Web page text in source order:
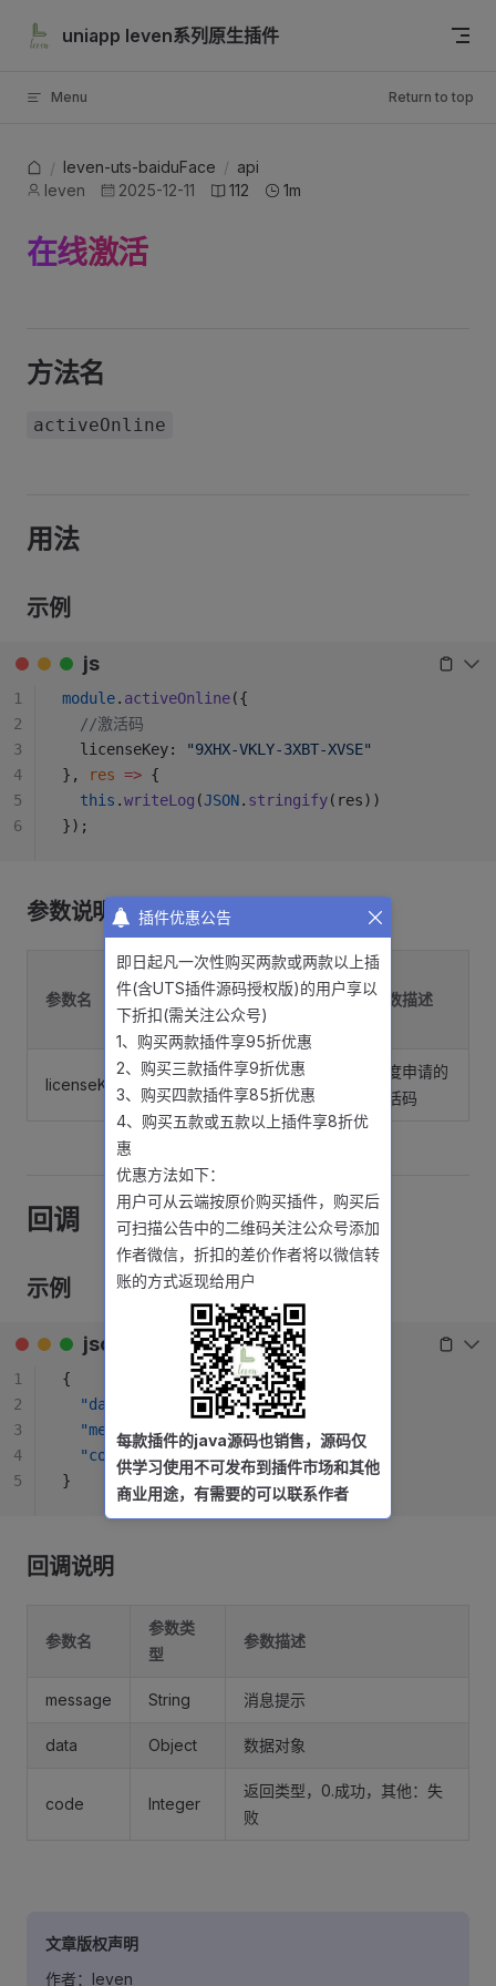
插件优惠公告
即日起凡一次性购买两款或两款以上插
件(含UTS插件源码授权版)的用户享以
下折扣(需关注公众号)
1、购买两款插件享95折优惠
2、购买三款插件享9折优惠
3、购买四款插件享85折优惠
4、购买五款或五款以上插件享8折优
惠
优惠方法如下：
用户可从云端按原价购买插件，购买后
可扫描公告中的二维码关注公众号添加
作者微信，折扣的差价作者将以微信转
账的方式返现给用户
每款插件的java源码也销售，源码仅
供学习使用不可发布到插件市场和其他
商业用途，有需要的可以联系作者
Skip to content
uniapp leven系列原生插件
Menu Return to top
/ leven-uts-baiduFace / api
leven
2025-12-11 112 1m
在线激活
方法名
activeOnline
用法
示例
js
module. activeOnline({
  //激活码
  licenseKey:
"9XHX-VKLY-3XBT-XVSE"
},
res => {
  this
.writeLog (JSON. stringify(res))
});
1
2
3
4
5
6
参数说明
参数名
参数
类型
是否
必填
默
认
参数描述
licenseKey String 是 无
百度申请的
激活码
回调
示例
json
{
  "data"
  "message"
: "" ,
  "code"
:
}
1
2
3
4
5
回调说明
参数名
参数类
型
参数描述
message String 消息提示
data Object 数据对象
code Integer
返回类型，0.成功，其他：失
败
文章版权声明
作者：leven